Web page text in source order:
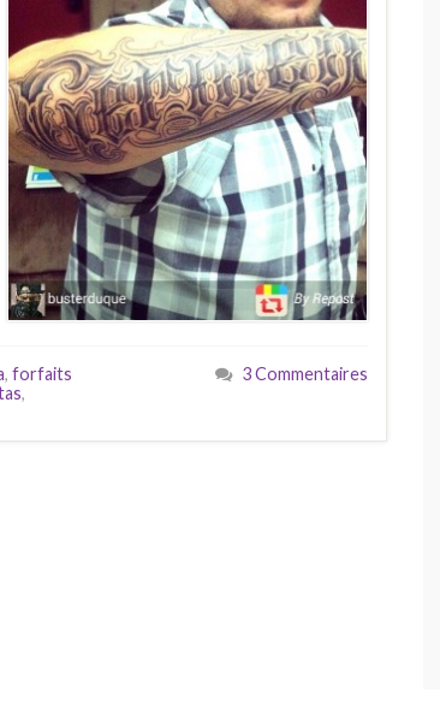
, forfaits
,
3 Commentaires